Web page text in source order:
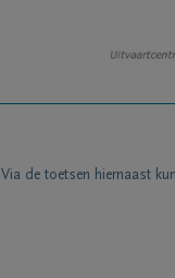
Via de toetsen hiernaast